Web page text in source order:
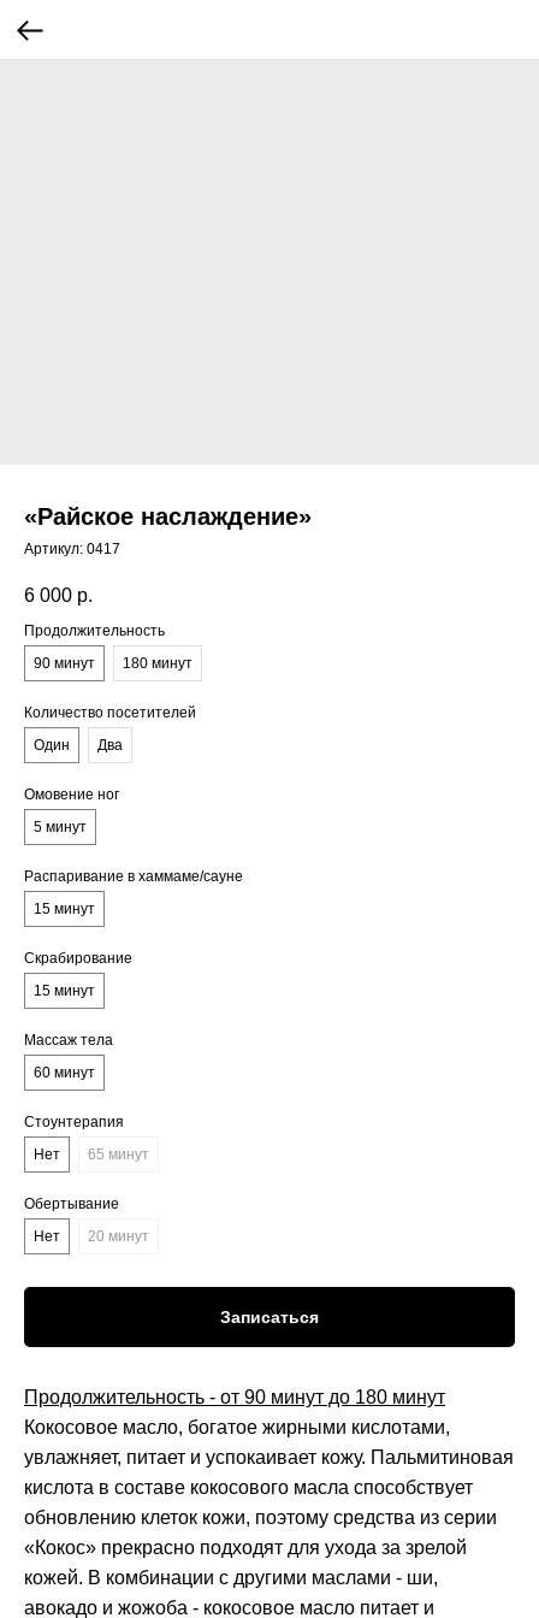
«Райское наслаждение»
Артикул: 0417
6 000 р.
Продолжительность
90 минут
180 минут
Количество посетителей
Один
Два
Омовение ног
5 минут
Распаривание в хаммаме/сауне
15 минут
Скрабирование
15 минут
Массаж тела
60 минут
Стоунтерапия
Нет
65 минут
Обертывание
Нет
20 минут
Записаться
Продолжительность - от 90 минут до 180 минут
Кокосовое масло, богатое жирными кислотами,
увлажняет, питает и успокаивает кожу. Пальмитиновая
кислота в составе кокосового масла способствует
обновлению клеток кожи, поэтому средства из серии
«Кокос» прекрасно подходят для ухода за зрелой
кожей. В комбинации с другими маслами - ши,
авокадо и жожоба - кокосовое масло питает и